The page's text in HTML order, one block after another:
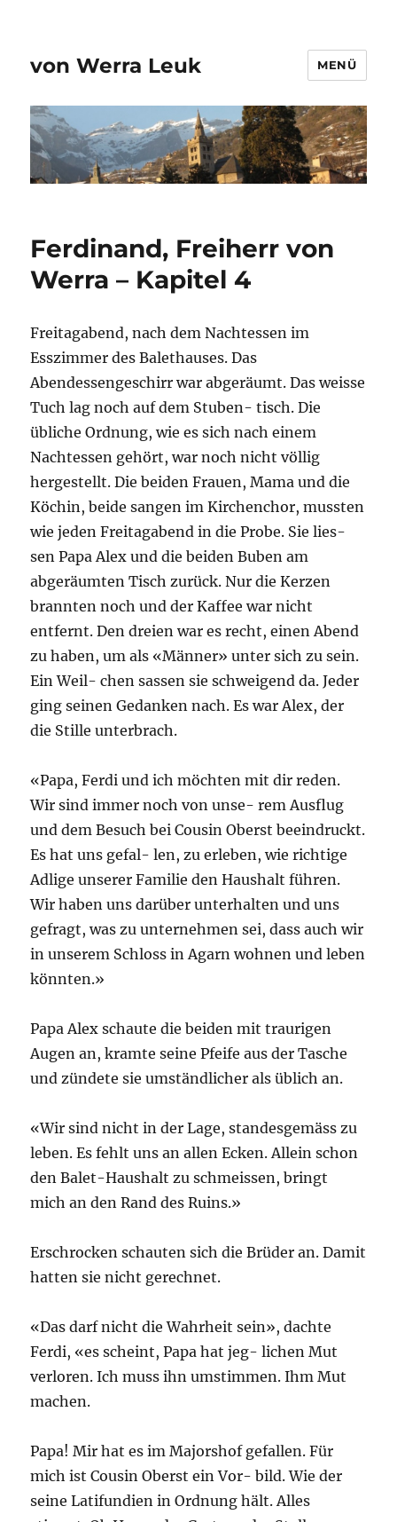
von Werra Leuk MENÜ
Ferdinand, Freiherr von
Werra – Kapitel 4
Freitagabend, nach dem Nachtessen im
Esszimmer des Balethauses. Das
Abendessengeschirr war abgeräumt. Das weisse
Tuch lag noch auf dem Stuben- tisch. Die
übliche Ordnung, wie es sich nach einem
Nachtessen gehört, war noch nicht völlig
hergestellt. Die beiden Frauen, Mama und die
Köchin, beide sangen im Kirchenchor, mussten
wie jeden Freitagabend in die Probe. Sie lies-
sen Papa Alex und die beiden Buben am
abgeräumten Tisch zurück. Nur die Kerzen
brannten noch und der Kaffee war nicht
entfernt. Den dreien war es recht, einen Abend
zu haben, um als «Männer» unter sich zu sein.
Ein Weil- chen sassen sie schweigend da. Jeder
ging seinen Gedanken nach. Es war Alex, der
die Stille unterbrach.
«Papa, Ferdi und ich möchten mit dir reden.
Wir sind immer noch von unse- rem Ausflug
und dem Besuch bei Cousin Oberst beeindruckt.
Es hat uns gefal- len, zu erleben, wie richtige
Adlige unserer Familie den Haushalt führen.
Wir haben uns darüber unterhalten und uns
gefragt, was zu unternehmen sei, dass auch wir
in unserem Schloss in Agarn wohnen und leben
könnten.»
Papa Alex schaute die beiden mit traurigen
Augen an, kramte seine Pfeife aus der Tasche
und zündete sie umständlicher als üblich an.
«Wir sind nicht in der Lage, standesgemäss zu
leben. Es fehlt uns an allen Ecken. Allein schon
den Balet-Haushalt zu schmeissen, bringt
mich an den Rand des Ruins.»
Erschrocken schauten sich die Brüder an. Damit
hatten sie nicht gerechnet.
«Das darf nicht die Wahrheit sein», dachte
Ferdi, «es scheint, Papa hat jeg- lichen Mut
verloren. Ich muss ihn umstimmen. Ihm Mut
machen.
Papa! Mir hat es im Majorshof gefallen. Für
mich ist Cousin Oberst ein Vor- bild. Wie der
seine Latifundien in Ordnung hält. Alles